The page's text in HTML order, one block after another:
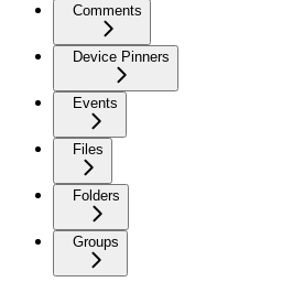
Comments
Device Pinners
Events
Files
Folders
Groups